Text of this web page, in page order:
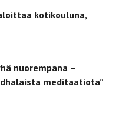
kotikouluna,
nuorempana –
meditaatiota”